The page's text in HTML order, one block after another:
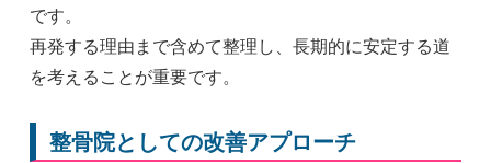
です。
再発する理由まで含めて整理し、長期的に安定する道
を考えることが重要です。
整骨院としての改善アプローチ